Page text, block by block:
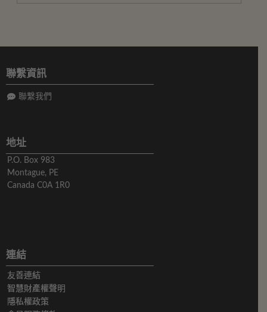
聯繫資訊
聯繫我們
地址
P.O. Box 983
Montague, PE
Canada C0A 1R0
連結
友善連結
智慧財產權聲明
隱私權政策